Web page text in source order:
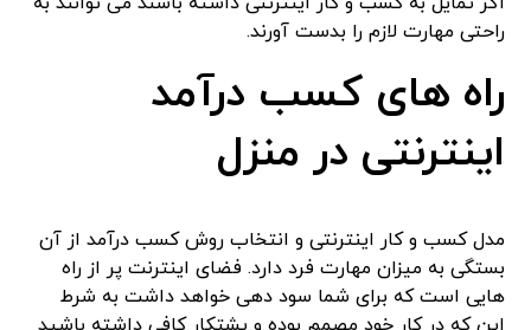
راحتی مهارت لازم را بدست آورند.
راه های کسب درآمد
اینترنتی در منزل
مدل کسب و کار اینترنتی و انتخاب روش کسب درآمد از آن
بستگی به میزان مهارت فرد دارد. فضای اینترنت پر از راه
هایی است که برای شما سود دهی خواهد داشت به شرط